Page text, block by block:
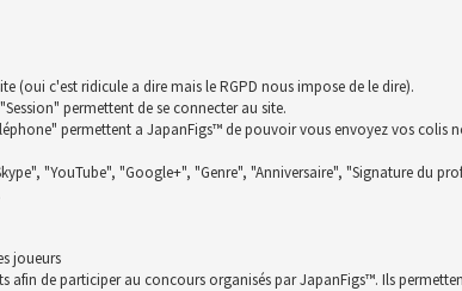
(oui c'est ridicule a dire mais le RGPD nous impose de le dire).
permettent de se connecter au site.
permettent a JapanFigs™ de pouvoir vous envoyez vos
"YouTube", "Google+", "Genre", "Anniversaire", "Signature du
joueurs
afin de participer au concours organisés par JapanFigs™. Ils